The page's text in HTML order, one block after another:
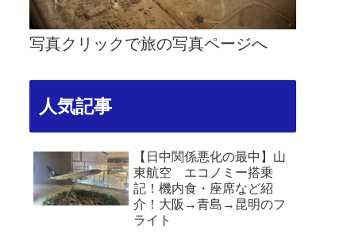
写真クリックで旅の写真ページへ
人気記事
【日中関係悪化の最中】山
東航空 エコノミー搭乗
記！機内食・座席など紹
介！大阪→青島→昆明のフ
ライト